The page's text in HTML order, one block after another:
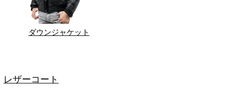
ダウンジャケット
レザーコート